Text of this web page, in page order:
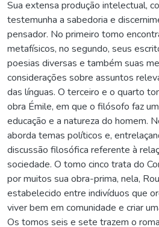
Sua extensa produção intelectual,
testemunha a sabedoria e
pensador. No primeiro tomo
metafísicos, no segundo, seus
poesias diversas e também suas
considerações sobre assuntos
das línguas. O terceiro e o quarto
obra Émile, em que o filósofo faz
educação e a natureza do homem.
aborda temas políticos e,
discussão filosófica referente à
sociedade. O tomo cinco trata do
por muitos sua obra-prima, nela,
estabelecido entre indivíduos que
viver bem em comunidade e criar
Os tomos seis e sete trazem o